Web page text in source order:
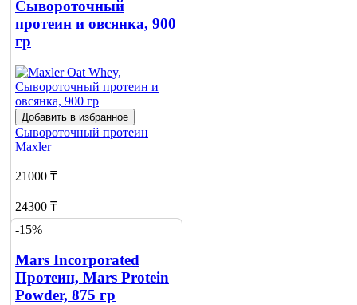
Сывороточный
протеин и овсянка, 900
гр
Добавить в избранное
Сывороточный протеин
Maxler
21000 ₸
24300 ₸
Добавить в корзину
-15%
Mars Incorporated
Протеин, Mars Protein
Powder, 875 гр